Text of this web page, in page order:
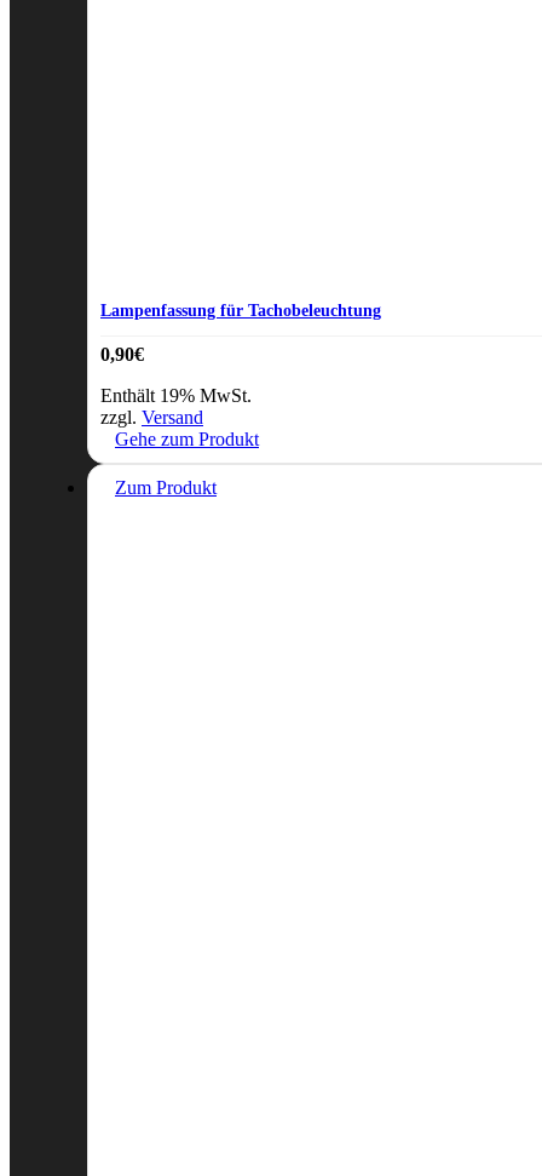
Lampenfassung für Tachobeleuchtung
0,90€
Enthält 19% MwSt.
zzgl. Versand
Gehe zum Produkt
Zum Produkt